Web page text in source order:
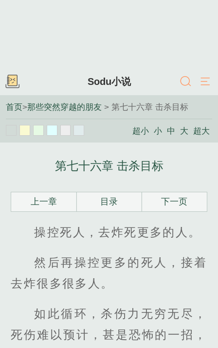
Sodu小说
首页>那些突然穿越的朋友 > 第七十六章 击杀目标
超小 小 中 大 超大
第七十六章 击杀目标
上一章 目录 下一页
操控死人，去炸死更多的人。
然后再操控更多的死人，接着
去炸很多很多人。
如此循环，杀伤力无穷无尽，
死伤难以预计，甚是恐怖的一招，